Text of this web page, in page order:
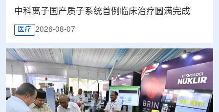
中科离子国产质子系统首例临床治疗圆满完成
医疗 2026-08-07